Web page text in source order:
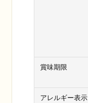
賞味期限
アレルギー表示